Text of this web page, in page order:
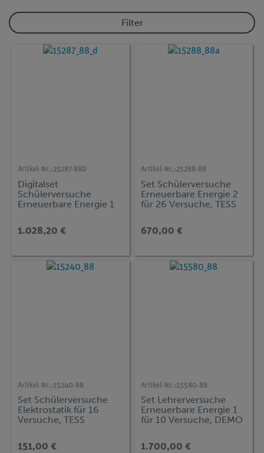
Filter
Artikel-Nr.:25287-88D
Digitalset
Schülerversuche
Erneuerbare Energie 1
advanced Physik EN-BS
1.028,20 €
Artikel-Nr.:25288-88
Set Schülerversuche
Erneuerbare Energie 2
für 26 Versuche, TESS
SW
670,00 €
Artikel-Nr.:15240-88
Set Schülerversuche
Elektrostatik für 16
Versuche, TESS
151,00 €
Artikel-Nr.:15580-88
Set Lehrerversuche
Erneuerbare Energie 1
für 10 Versuche, DEMO
1.700,00 €